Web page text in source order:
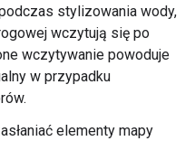
stylizowania wody,
wczytują się po
wczytywanie powoduje
w przypadku
elementy mapy